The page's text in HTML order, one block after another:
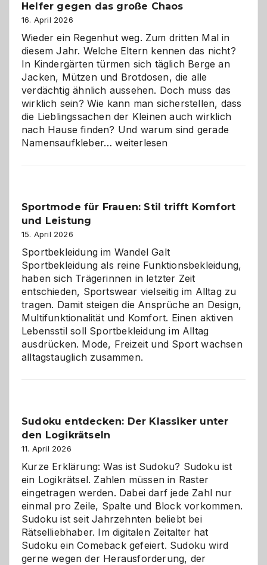
Helfer gegen das große Chaos
16. April 2026
Wieder ein Regenhut weg. Zum dritten Mal in
diesem Jahr. Welche Eltern kennen das nicht?
In Kindergärten türmen sich täglich Berge an
Jacken, Mützen und Brotdosen, die alle
verdächtig ähnlich aussehen. Doch muss das
wirklich sein? Wie kann man sicherstellen, dass
die Lieblingssachen der Kleinen auch wirklich
nach Hause finden? Und warum sind gerade
Namensaufkleber…Namensaufkleber
gegen
Chaos
weiterlesen
Sportmode für Frauen: Stil trifft Komfort
und Leistung
15. April 2026
Sportbekleidung im Wandel Galt
Sportbekleidung als reine Funktionsbekleidung,
haben sich Trägerinnen in letzter Zeit
entschieden, Sportswear vielseitig im Alltag zu
tragen. Damit steigen die Ansprüche an Design,
Multifunktionalität und Komfort. Einen aktiven
Lebensstil soll Sportbekleidung im Alltag
ausdrücken. Mode, Freizeit und Sport wachsen
alltagstauglich zusammen.
Sudoku entdecken: Der Klassiker unter
den Logikrätseln
11. April 2026
Kurze Erklärung: Was ist Sudoku? Sudoku ist
ein Logikrätsel. Zahlen müssen in Raster
eingetragen werden. Dabei darf jede Zahl nur
einmal pro Zeile, Spalte und Block vorkommen.
Sudoku ist seit Jahrzehnten beliebt bei
Rätselliebhaber. Im digitalen Zeitalter hat
Sudoku ein Comeback gefeiert. Sudoku wird
gerne wegen der Herausforderung, der